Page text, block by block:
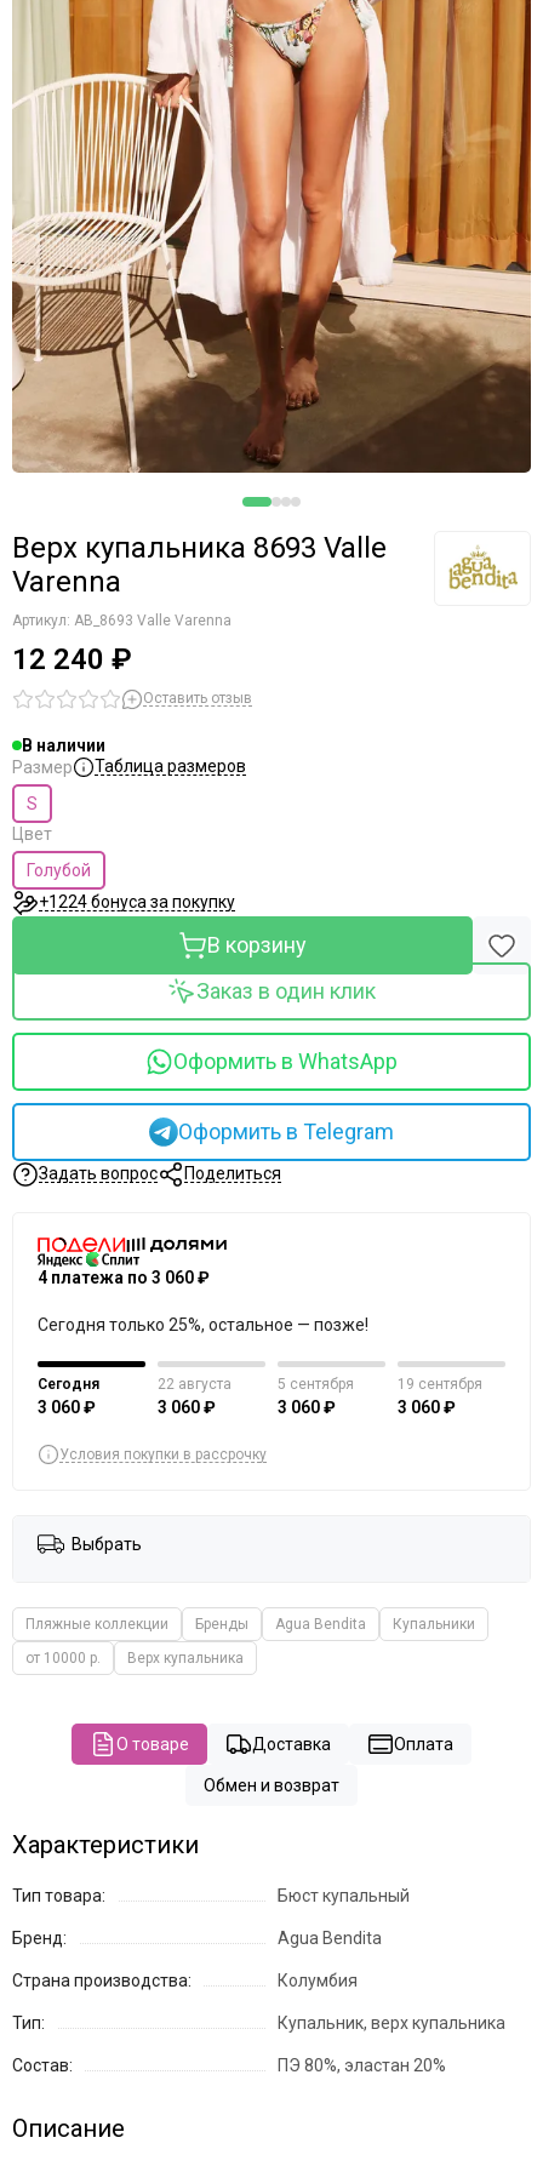
Верх купальника 8693 Valle
Varenna
Артикул: AB_8693 Valle Varenna
12 240 ₽
Оставить отзыв
В наличии
Размер
Таблица размеров
S
Цвет
Голубой
+1224 бонуса за покупку
В корзину
Заказ в один клик
Оформить в WhatsApp
Оформить в Telegram
Задать вопрос Поделиться
4 платежа по 3 060 ₽
Сегодня только 25%, остальное — позже!
Сегодня
3 060 ₽
22 августа
3 060 ₽
5 сентября
3 060 ₽
19 сентября
3 060 ₽
Условия покупки в рассрочку
Выбрать
Пляжные коллекции Бренды Agua Bendita
Купальники
от 10000 р.
Верх купальника
О товаре Доставка Оплата
Обмен и возврат
Характеристики
Тип товара: Бюст купальный
Бренд: Agua Bendita
Страна производства: Колумбия
Тип: Купальник, верх купальника
Состав: ПЭ 80%, эластан 20%
Описание